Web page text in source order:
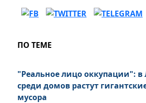
ПО ТЕМЕ
"Реальное лицо оккупации": в
среди домов растут
мусора